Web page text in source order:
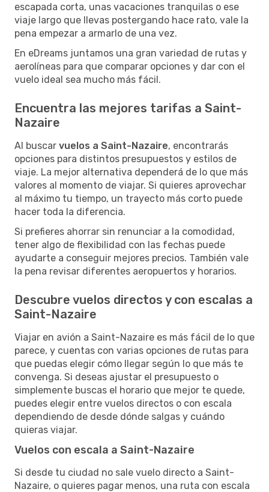
escapada corta, unas vacaciones tranquilas o ese
viaje largo que llevas postergando hace rato, vale la
pena empezar a armarlo de una vez.
En eDreams juntamos una gran variedad de rutas y
aerolíneas para que comparar opciones y dar con el
vuelo ideal sea mucho más fácil.
Encuentra las mejores tarifas a Saint-
Nazaire
Al buscar vuelos a Saint-Nazaire, encontrarás
opciones para distintos presupuestos y estilos de
viaje. La mejor alternativa dependerá de lo que más
valores al momento de viajar. Si quieres aprovechar
al máximo tu tiempo, un trayecto más corto puede
hacer toda la diferencia.
Si prefieres ahorrar sin renunciar a la comodidad,
tener algo de flexibilidad con las fechas puede
ayudarte a conseguir mejores precios. También vale
la pena revisar diferentes aeropuertos y horarios.
Descubre vuelos directos y con escalas a
Saint-Nazaire
Viajar en avión a Saint-Nazaire es más fácil de lo que
parece, y cuentas con varias opciones de rutas para
que puedas elegir cómo llegar según lo que más te
convenga. Si deseas ajustar el presupuesto o
simplemente buscas el horario que mejor te quede,
puedes elegir entre vuelos directos o con escala
dependiendo de desde dónde salgas y cuándo
quieras viajar.
Vuelos con escala a Saint-Nazaire
Si desde tu ciudad no sale vuelo directo a Saint-
Nazaire, o quieres pagar menos, una ruta con escala